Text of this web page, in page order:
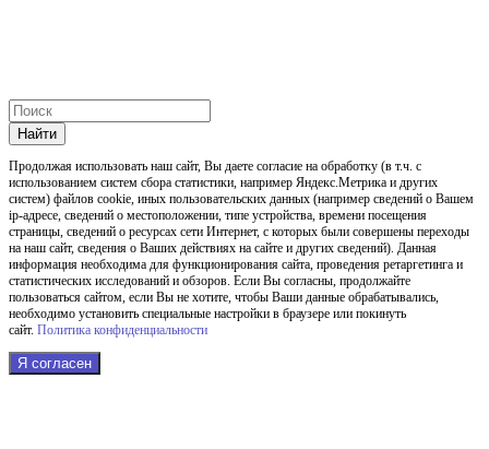
Найти
Продолжая использовать наш cайт, Вы даете согласие на обработку (в т.ч. с
использованием систем сбора статистики, например Яндекс.Метрика и других
систем) файлов cookie, иных пользовательских данных (например сведений о Вашем
ip-адресе, сведений о местоположении, типе устройства, времени посещения
страницы, сведений о ресурсах сети Интернет, с которых были совершены переходы
на наш сайт, сведения о Ваших действиях на сайте и других сведений). Данная
информация необходима для функционирования сайта, проведения ретаргетинга и
статистических исследований и обзоров. Если Вы согласны, продолжайте
пользоваться сайтом, если Вы не хотите, чтобы Ваши данные обрабатывались,
необходимо установить специальные настройки в браузере или покинуть
сайт. Политика конфиденциальности
Я согласен